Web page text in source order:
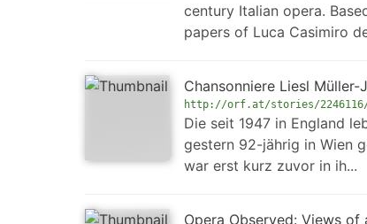
century Italian opera.
papers of Luca Casimiro
Chan­so­nni­e­re Liesl
http://orf.at/stories/
Die seit 1947 in England
gestern 92-jährig in Wien
war erst kurz zuvor in ih...
Opera Observed: Views